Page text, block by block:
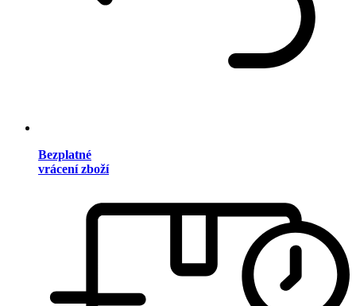
Bezplatné
vrácení zboží